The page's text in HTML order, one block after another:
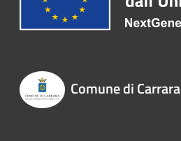
Comune di Carrara